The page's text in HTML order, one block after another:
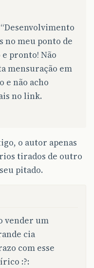
no meu ponto de
pronto! Não
mensuração em
e não acho
no link.
o autor apenas
tirados de outro
pitado.
vender um
cia
com esse
:?: